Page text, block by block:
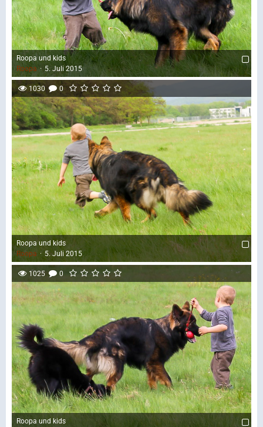
Roopa und kids
Roopa
5. Juli 2015
1030 0
Roopa und kids
Roopa
5. Juli 2015
1025 0
Roopa und kids